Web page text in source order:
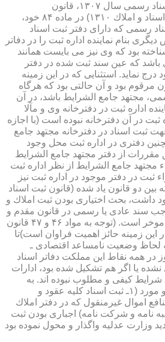
به تبعیت از قانون دفاتر اسناد رسمی سال ۱۳۰۷، قانون
جدیدالتصویب (قانون ثبت اسناد و املاك ۱۳۱۰) در ماده ۸۴ خود،
رسمی كه دارای دفتر ثبت اسناد
بنام نماینده اداره ثبت را در دفاتر
بود كه وی نیز می بایست همانند
كه عین سند ثبت شده در دفتر
نماید. استثنایی كه در این زمینه
ماده ۸۵ قانون مرقوم بود و آن حالتی بود كه هرگاه
مجتهد جامع الشرایط باشد، در آن
اداره ثبت در دفترخانه وی و مآلا
ثبت در آن دفترخانه نبوده است (با اجازه
ثبت اسناد در دفترخانه مجتهد جامع
دفتری در اداره ثبت محل وجود
از دفتر مجتهد جامع الشرایط
جامع الشرایط از نظر اداره ثبت
ثبت در دفتر موجود در اداره ثبت نیز
دو قانون یاد شده (قانون ثبت اسناد
و ۱۳۱۰) وجود داشت، بحث اختیاری بودن ثبت املاك و
سند عادی یا رسمی در قانون مقدم و
اجباری شدن آن در قانون موخر است. (توجه به مواد ۴۶ و ۴۷ قانون
اسناد و املاك ۱۳۱۰ در این زمینه حائز اهمیت فراوان است)تا
لحاظ وضعیت نامساعد اقتصادی ـ
در همه نقاط این مملكت دفاتر اسناد
یا اگر هم تشكیل شده بود، ادارات
كیفی و مطلوب نبوده اند. به
همین جهت قانونگذار در دو مورد (۱ـ ثبت اسناد كلیه عقود و
اموال غیرمنقول كه در دفتر املاك
نامه، هبه نامه و شركت نامه) اجباری بودن ثبت
وزارت عدلیه واگذار و محول نموده بود